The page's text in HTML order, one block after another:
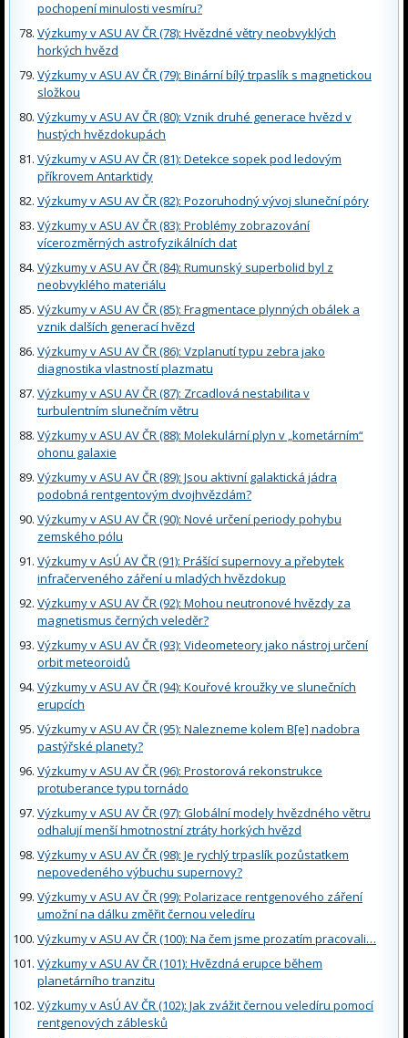
pochopení minulosti vesmíru?
Výzkumy v ASU AV ČR (78): Hvězdné větry neobvyklých
horkých hvězd
Výzkumy v ASU AV ČR (79): Binární bílý trpaslík s magnetickou
složkou
Výzkumy v ASU AV ČR (80): Vznik druhé generace hvězd v
hustých hvězdokupách
Výzkumy v ASU AV ČR (81): Detekce sopek pod ledovým
příkrovem Antarktidy
Výzkumy v ASU AV ČR (82): Pozoruhodný vývoj sluneční póry
Výzkumy v ASU AV ČR (83): Problémy zobrazování
vícerozměrných astrofyzikálních dat
Výzkumy v ASU AV ČR (84): Rumunský superbolid byl z
neobvyklého materiálu
Výzkumy v ASU AV ČR (85): Fragmentace plynných obálek a
vznik dalších generací hvězd
Výzkumy v ASU AV ČR (86): Vzplanutí typu zebra jako
diagnostika vlastností plazmatu
Výzkumy v ASU AV ČR (87): Zrcadlová nestabilita v
turbulentním slunečním větru
Výzkumy v ASU AV ČR (88): Molekulární plyn v „kometárním“
ohonu galaxie
Výzkumy v ASU AV ČR (89): Jsou aktivní galaktická jádra
podobná rentgentovým dvojhvězdám?
Výzkumy v ASU AV ČR (90): Nové určení periody pohybu
zemského pólu
Výzkumy v AsÚ AV ČR (91): Prášící supernovy a přebytek
infračerveného záření u mladých hvězdokup
Výzkumy v ASU AV ČR (92): Mohou neutronové hvězdy za
magnetismus černých veleděr?
Výzkumy v ASU AV ČR (93): Videometeory jako nástroj určení
orbit meteoroidů
Výzkumy v ASU AV ČR (94): Kouřové kroužky ve slunečních
erupcích
Výzkumy v ASU AV ČR (95): Nalezneme kolem B[e] nadobra
pastýřské planety?
Výzkumy v ASU AV ČR (96): Prostorová rekonstrukce
protuberance typu tornádo
Výzkumy v ASU AV ČR (97): Globální modely hvězdného větru
odhalují menší hmotnostní ztráty horkých hvězd
Výzkumy v ASU AV ČR (98): Je rychlý trpaslík pozůstatkem
nepovedeného výbuchu supernovy?
Výzkumy v ASU AV ČR (99): Polarizace rentgenového záření
umožní na dálku změřit černou veledíru
Výzkumy v ASU AV ČR (100): Na čem jsme prozatím pracovali…
Výzkumy v ASU AV ČR (101): Hvězdná erupce během
planetárního tranzitu
Výzkumy v AsÚ AV ČR (102): Jak zvážit černou veledíru pomocí
rentgenových záblesků